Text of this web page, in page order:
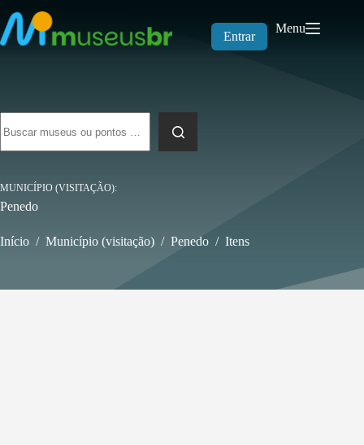
para
o
conteúdo
Entrar
Menu
resultados
MUNICÍPIO (VISITAÇÃO)
Penedo
Início / Município (visitação) / Penedo / Itens